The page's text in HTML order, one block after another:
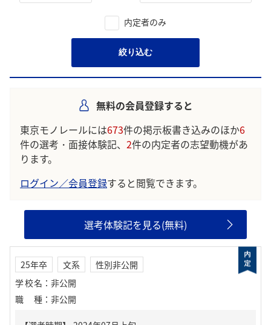
内定者のみ
絞り込む
無料の会員登録すると
東京モノレールには673件の掲示板書き込みのほか6
件の選考・面接体験記、 2件の内定者の志望動機があ
ります。
ログイン／会員登録すると閲覧できます。
選考体験記を見る(無料)
25年卒 文系
性別非公開
学校名 ： 非公開
職種 ： 非公開